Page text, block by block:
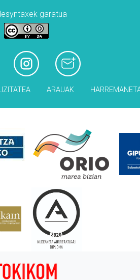
garatua
ARAUAK